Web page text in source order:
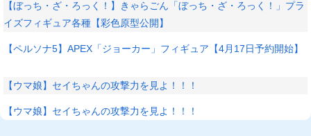
【ぼっち・ざ・ろっく！】きゃらごん「ぼっち・ざ・ろっく！」プラ
イズフィギュア各種【彩色原型公開】
【ペルソナ5】APEX「ジョーカー」フィギュア【4月17日予約開始】
【ウマ娘】セイちゃんの攻撃力を見よ！！！
【ウマ娘】セイちゃんの攻撃力を見よ！！！